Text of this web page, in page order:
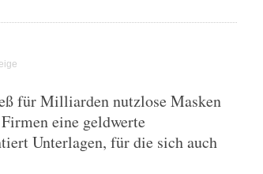
für Milliarden nutzlose Masken
eine geldwerte
Unterlagen, für die sich auch